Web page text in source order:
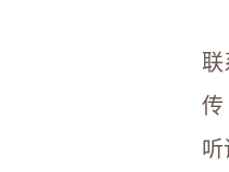
联
传
听